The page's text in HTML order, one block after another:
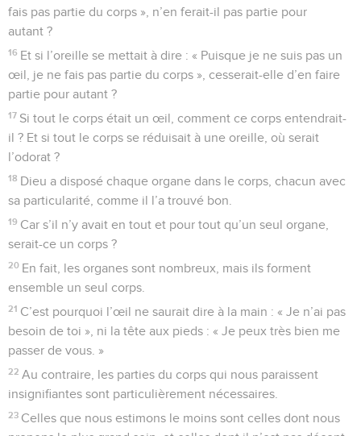
fais pas partie du corps », n’en ferait-il pas partie pour
autant ?
16 Et si l’oreille se mettait à dire : « Puisque je ne suis pas un
œil, je ne fais pas partie du corps », cesserait-elle d’en faire
partie pour autant ?
17 Si tout le corps était un œil, comment ce corps entendrait-
il ? Et si tout le corps se réduisait à une oreille, où serait
l’odorat ?
18 Dieu a disposé chaque organe dans le corps, chacun avec
sa particularité, comme il l’a trouvé bon.
19 Car s’il n’y avait en tout et pour tout qu’un seul organe,
serait-ce un corps ?
20 En fait, les organes sont nombreux, mais ils forment
ensemble un seul corps.
21 C’est pourquoi l’œil ne saurait dire à la main : « Je n’ai pas
besoin de toi », ni la tête aux pieds : « Je peux très bien me
passer de vous. »
22 Au contraire, les parties du corps qui nous paraissent
insignifiantes sont particulièrement nécessaires.
23 Celles que nous estimons le moins sont celles dont nous